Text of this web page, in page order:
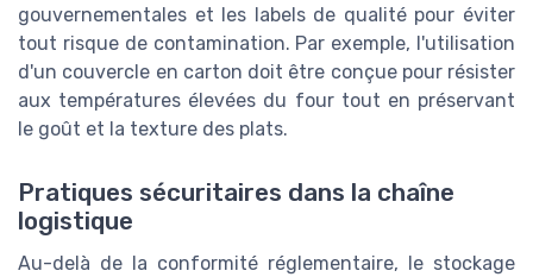
gouvernementales et les labels de qualité pour éviter
tout risque de contamination. Par exemple, l'utilisation
d'un couvercle en carton doit être conçue pour résister
aux températures élevées du four tout en préservant
le goût et la texture des plats.
Pratiques sécuritaires dans la chaîne
logistique
Au-delà de la conformité réglementaire, le stockage